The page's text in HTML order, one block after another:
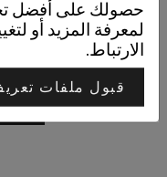
3
أداء كبح
حصولك على أفضل
لمعرفة المزيد أو
الارتباط.
قبول ملفات